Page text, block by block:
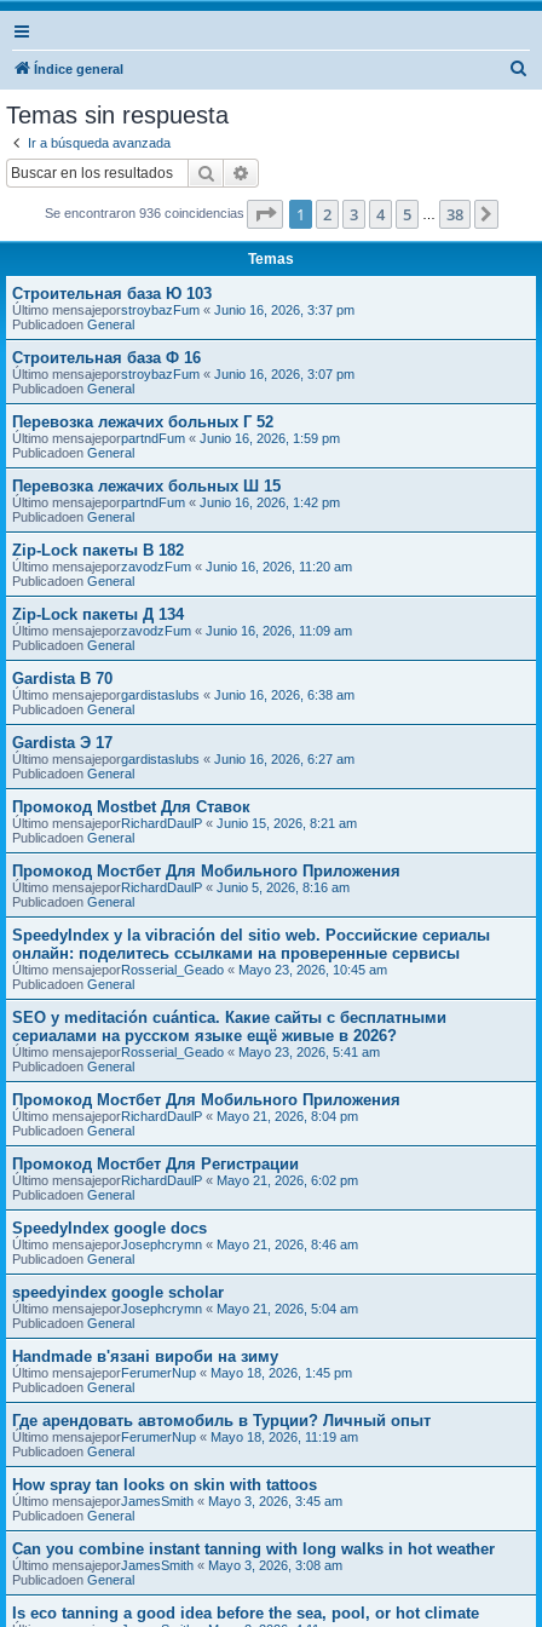
Índice general
Temas sin respuesta
Ir a búsqueda avanzada
Buscar
Se encontraron 936 coincidencias Página de 38
1 2 3 4 5 38
Temas
Строительная база Ю 103
Último mensajeporstroybazFum « Junio 16, 2026, 3:37 pm
Publicadoen General
Строительная база Ф 16
Último mensajeporstroybazFum « Junio 16, 2026, 3:07 pm
Publicadoen General
Перевозка лежачих больных Г 52
Último mensajeporpartndFum « Junio 16, 2026, 1:59 pm
Publicadoen General
Перевозка лежачих больных Ш 15
Último mensajeporpartndFum « Junio 16, 2026, 1:42 pm
Publicadoen General
Zip-Lock пакеты В 182
Último mensajeporzavodzFum « Junio 16, 2026, 11:20 am
Publicadoen General
Zip-Lock пакеты Д 134
Último mensajeporzavodzFum « Junio 16, 2026, 11:09 am
Publicadoen General
Gardista В 70
Último mensajeporgardistaslubs « Junio 16, 2026, 6:38 am
Publicadoen General
Gardista Э 17
Último mensajeporgardistaslubs « Junio 16, 2026, 6:27 am
Publicadoen General
Промокод Mostbet Для Ставок
Último mensajeporRichardDaulP « Junio 15, 2026, 8:21 am
Publicadoen General
Промокод Мостбет Для Мобильного Приложения
Último mensajeporRichardDaulP « Junio 5, 2026, 8:16 am
Publicadoen General
SpeedyIndex y la vibración del sitio web. Российские сериалы
онлайн: поделитесь ссылками на проверенные сервисы
Último mensajeporRosserial_Geado « Mayo 23, 2026, 10:45 am
Publicadoen General
SEO y meditación cuántica. Какие сайты с бесплатными
сериалами на русском языке ещё живые в 2026?
Último mensajeporRosserial_Geado « Mayo 23, 2026, 5:41 am
Publicadoen General
Промокод Мостбет Для Мобильного Приложения
Último mensajeporRichardDaulP « Mayo 21, 2026, 8:04 pm
Publicadoen General
Промокод Мостбет Для Регистрации
Último mensajeporRichardDaulP « Mayo 21, 2026, 6:02 pm
Publicadoen General
SpeedyIndex google docs
Último mensajeporJosephcrymn « Mayo 21, 2026, 8:46 am
Publicadoen General
speedyindex google scholar
Último mensajeporJosephcrymn « Mayo 21, 2026, 5:04 am
Publicadoen General
Handmade в'язані вироби на зиму
Último mensajeporFerumerNup « Mayo 18, 2026, 1:45 pm
Publicadoen General
Где арендовать автомобиль в Турции? Личный опыт
Último mensajeporFerumerNup « Mayo 18, 2026, 11:19 am
Publicadoen General
How spray tan looks on skin with tattoos
Último mensajeporJamesSmith « Mayo 3, 2026, 3:45 am
Publicadoen General
Can you combine instant tanning with long walks in hot weather
Último mensajeporJamesSmith « Mayo 3, 2026, 3:08 am
Publicadoen General
Is eco tanning a good idea before the sea, pool, or hot climate